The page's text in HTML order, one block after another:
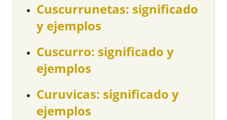
Cuscurrunetas: significado
y ejemplos
Cuscurro: significado y
ejemplos
Curuvicas: significado y
ejemplos